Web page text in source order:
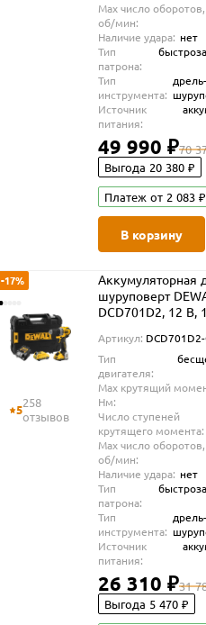
Max число оборотов,
об/мин:
Наличие удара: нет
Тип
патрона:
Тип
инструмента:
дрель-
Источник
питания:
49 990 ₽70
Выгода 20 380 ₽
Платеж от 2 083 ₽
В корзину
-17%
5258
отзывов
Аккумуляторная
шуруповерт
DCD701D2, 12 В,
ЗУ, в кейсе TSTAK
(DCD701D2-QW)
Артикул:
Тип
двигателя:
Max крутящий
Нм:
Число ступеней
крутящего момента:
Max число оборотов,
об/мин:
Наличие удара: нет
Тип
патрона:
Тип
инструмента:
дрель-
Источник
питания:
26 310 ₽31
Выгода 5 470 ₽